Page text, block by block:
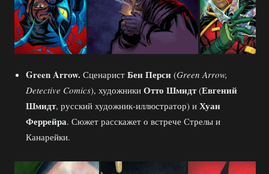
Green Arrow. Сценарист Бен Перси (Green Arrow,
Detective Comics), художники Отто Шмидт(Евгений
Шмидт, русский художник-иллюстратор) и Хуан
Феррейра. Сюжет расскажет о встрече Стрелы и
Канарейки.